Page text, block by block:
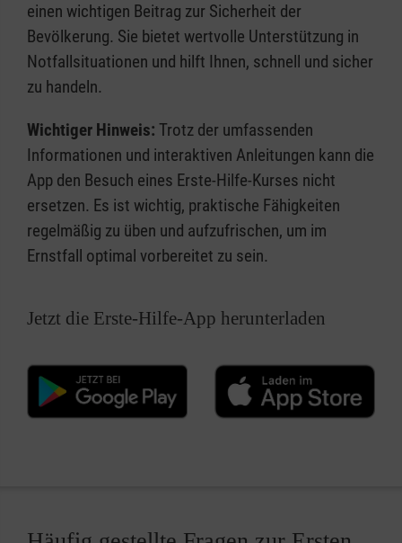
einen wichtigen Beitrag zur Sicherheit der
Bevölkerung. Sie bietet wertvolle Unterstützung in
Notfallsituationen und hilft Ihnen, schnell und sicher
zu handeln.
Wichtiger Hinweis: Trotz der umfassenden
Informationen und interaktiven Anleitungen kann die
App den Besuch eines Erste-Hilfe-Kurses nicht
ersetzen. Es ist wichtig, praktische Fähigkeiten
regelmäßig zu üben und aufzufrischen, um im
Ernstfall optimal vorbereitet zu sein.
Jetzt die Erste-Hilfe-App herunterladen